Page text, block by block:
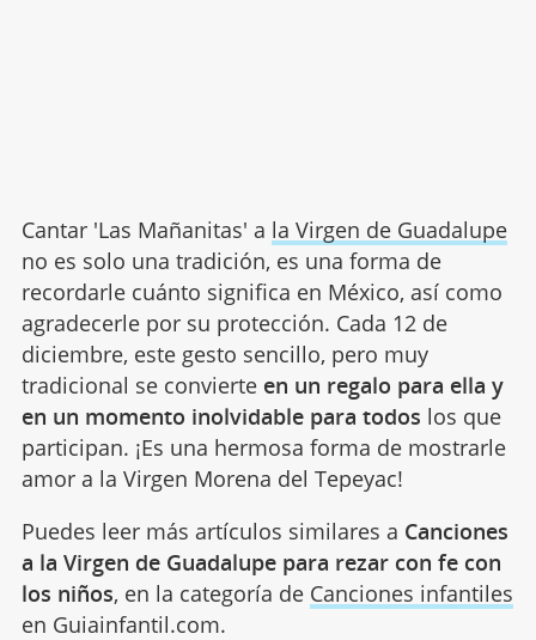
Cantar 'Las Mañanitas' a la Virgen de Guadalupe
no es solo una tradición, es una forma de
recordarle cuánto significa en México, así como
agradecerle por su protección. Cada 12 de
diciembre, este gesto sencillo, pero muy
tradicional se convierte en un regalo para ella y
en un momento inolvidable para todos los que
participan. ¡Es una hermosa forma de mostrarle
amor a la Virgen Morena del Tepeyac!
Puedes leer más artículos similares a Canciones
a la Virgen de Guadalupe para rezar con fe con
los niños, en la categoría de Canciones infantiles
en Guiainfantil.com.